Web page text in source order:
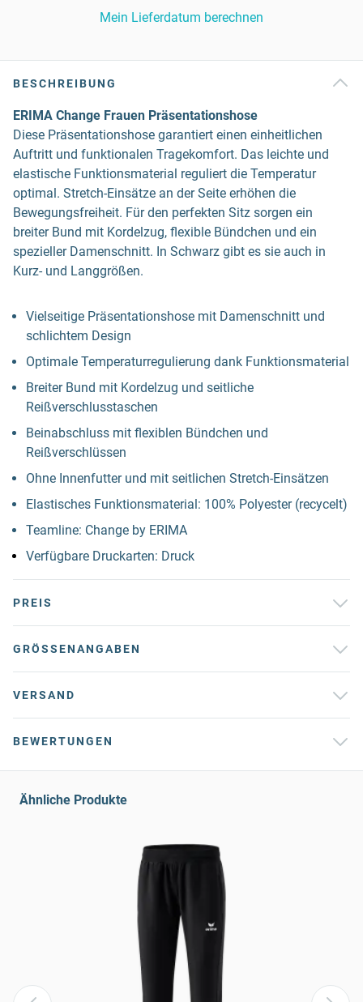
Mein Lieferdatum berechnen
BESCHREIBUNG
ERIMA Change Frauen Präsentationshose
Diese Präsentationshose garantiert einen einheitlichen
Auftritt und funktionalen Tragekomfort. Das leichte und
elastische Funktionsmaterial reguliert die Temperatur
optimal. Stretch-Einsätze an der Seite erhöhen die
Bewegungsfreiheit. Für den perfekten Sitz sorgen ein
breiter Bund mit Kordelzug, flexible Bündchen und ein
spezieller Damenschnitt. In Schwarz gibt es sie auch in
Kurz- und Langgrößen.
Vielseitige Präsentationshose mit Damenschnitt und
schlichtem Design
Optimale Temperaturregulierung dank Funktionsmaterial
Breiter Bund mit Kordelzug und seitliche
Reißverschlusstaschen
Beinabschluss mit flexiblen Bündchen und
Reißverschlüssen
Ohne Innenfutter und mit seitlichen Stretch-Einsätzen
Elastisches Funktionsmaterial: 100% Polyester (recycelt)
Teamline: Change by ERIMA
Verfügbare Druckarten: Druck
PREIS
GRÖSSENANGABEN
VERSAND
BEWERTUNGEN
Ähnliche Produkte